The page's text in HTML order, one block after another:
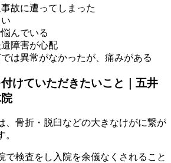
故に遭ってしまった
んでいる
障害が心配
は異常がなかったが、痛みがある
けていただきたいこと｜五井
、骨折・脱臼などの大きなけがに繋が
で検査をし入院を余儀なくされること